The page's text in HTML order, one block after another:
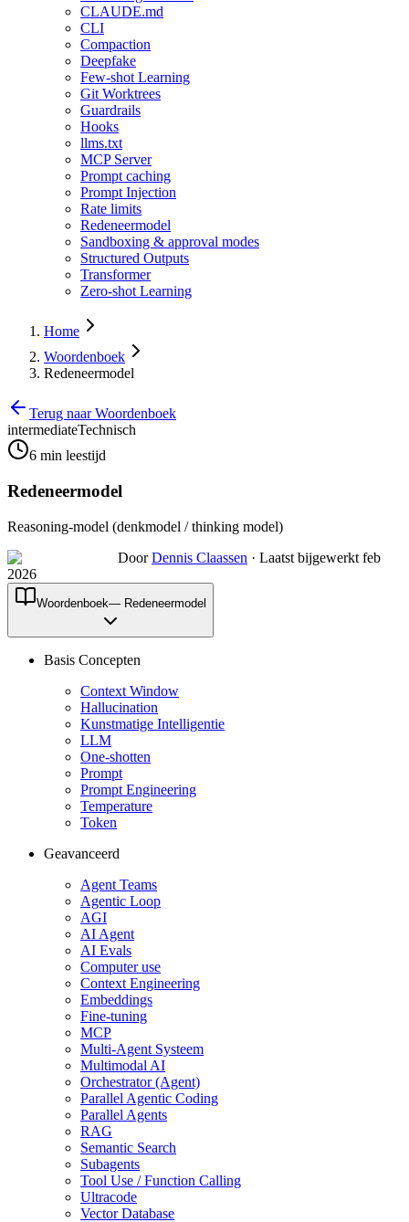
CLAUDE.md
CLI
Compaction
Deepfake
Few-shot Learning
Git Worktrees
Guardrails
Hooks
llms.txt
MCP Server
Prompt caching
Prompt Injection
Rate limits
Redeneermodel
Sandboxing & approval modes
Structured Outputs
Transformer
Zero-shot Learning
Home
Woordenboek
Redeneermodel
Terug naar Woordenboek
intermediateTechnisch
6 min leestijd
Redeneermodel
Reasoning-model (denkmodel / thinking model)
Door Dennis Claassen · Laatst bijgewerkt feb
2026
Woordenboek— Redeneermodel
Basis Concepten
Context Window
Hallucination
Kunstmatige Intelligentie
LLM
One-shotten
Prompt
Prompt Engineering
Temperature
Token
Geavanceerd
Agent Teams
Agentic Loop
AGI
AI Agent
AI Evals
Computer use
Context Engineering
Embeddings
Fine-tuning
MCP
Multi-Agent Systeem
Multimodal AI
Orchestrator (Agent)
Parallel Agentic Coding
Parallel Agents
RAG
Semantic Search
Subagents
Tool Use / Function Calling
Ultracode
Vector Database